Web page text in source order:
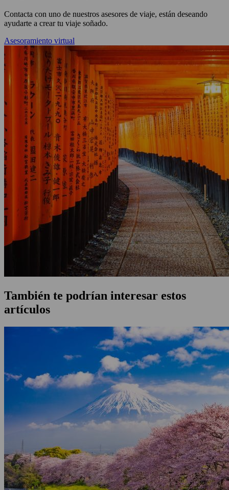
Contacta con uno de nuestros asesores de viaje, están deseando
ayudarte a crear tu viaje soñado.
Asesoramiento virtual
También te podrían interesar estos
artículos